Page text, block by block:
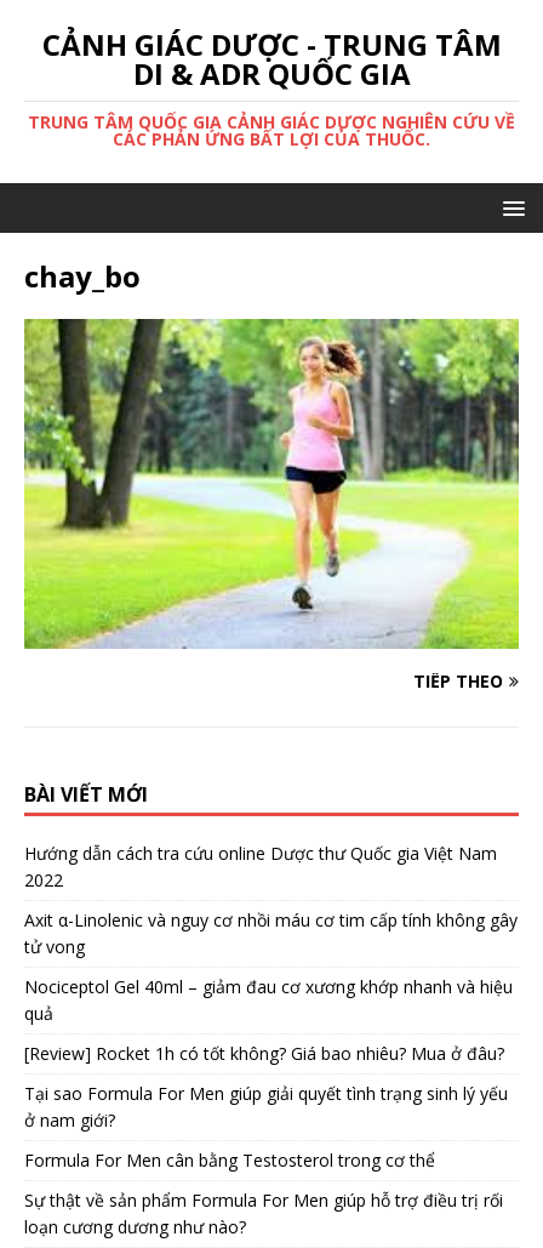
CẢNH GIÁC DƯỢC - TRUNG TÂM
DI & ADR QUỐC GIA
TRUNG TÂM QUỐC GIA CẢNH GIÁC DƯỢC NGHIÊN CỨU VỀ
CÁC PHẢN ỨNG BẤT LỢI CỦA THUỐC.
chay_bo
TIẾP THEO
BÀI VIẾT MỚI
Hướng dẫn cách tra cứu online Dược thư Quốc gia Việt Nam
2022
Axit α-Linolenic và nguy cơ nhồi máu cơ tim cấp tính không gây
tử vong
Nociceptol Gel 40ml – giảm đau cơ xương khớp nhanh và hiệu
quả
[Review] Rocket 1h có tốt không? Giá bao nhiêu? Mua ở đâu?
Tại sao Formula For Men giúp giải quyết tình trạng sinh lý yếu
ở nam giới?
Formula For Men cân bằng Testosterol trong cơ thể
Sự thật về sản phẩm Formula For Men giúp hỗ trợ điều trị rối
loạn cương dương như nào?